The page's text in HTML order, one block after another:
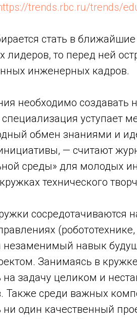
trends.rbc.ru/trends/
стать в
лидеров, то перед ней
инженерных кадров.
необходимо создавать
уступает
обмен знаниями и
— считают
среды» для молодых
технического
сосредотачиваются
навык
Занимаясь в
на задачу целиком и
Также среди важных
один качественный